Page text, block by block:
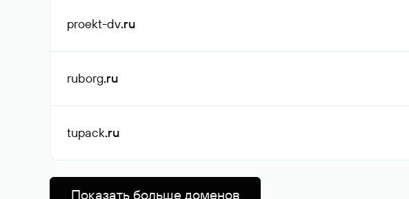
proekt-dv.ru
ruborg.ru
tupack.ru
Показать больше доменов